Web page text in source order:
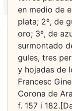
en medio de
plata; 2º, de
oro; 3º, de
surmontado
gules, tres
y hojadas de
Francesc
Corona de
f. 157 i